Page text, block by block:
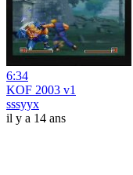
6:34
KOF 2003 v1
sssyyx
il y a 14 ans